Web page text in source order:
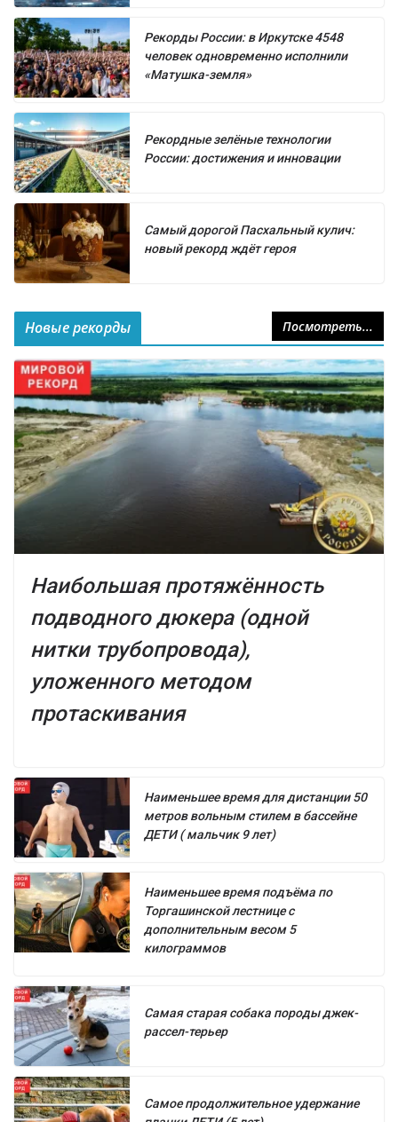
Рекорды России: в Иркутске 4548
человек одновременно исполнили
«Матушка-земля»
Рекордные зелёные технологии
России: достижения и инновации
Самый дорогой Пасхальный кулич:
новый рекорд ждёт героя
Новые рекорды Посмотреть...
Наибольшая протяжённость
подводного дюкера (одной
нитки трубопровода),
уложенного методом
протаскивания
Наименьшее время для дистанции 50
метров вольным стилем в бассейне
ДЕТИ ( мальчик 9 лет)
Наименьшее время подъёма по
Торгашинской лестнице с
дополнительным весом 5
килограммов
Самая старая собака породы джек-
рассел-терьер
Самое продолжительное удержание